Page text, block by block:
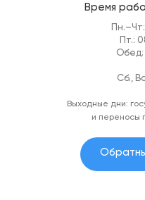
Время
Пт.:
Обед:
Сб.,
Выходные дни:
и переносы